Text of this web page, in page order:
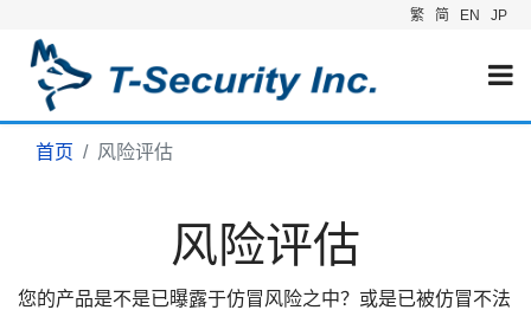
繁 简 EN JP
首页 风险评估
风险评估
您的产品是不是已曝露于仿冒风险之中？或是已被仿冒不法